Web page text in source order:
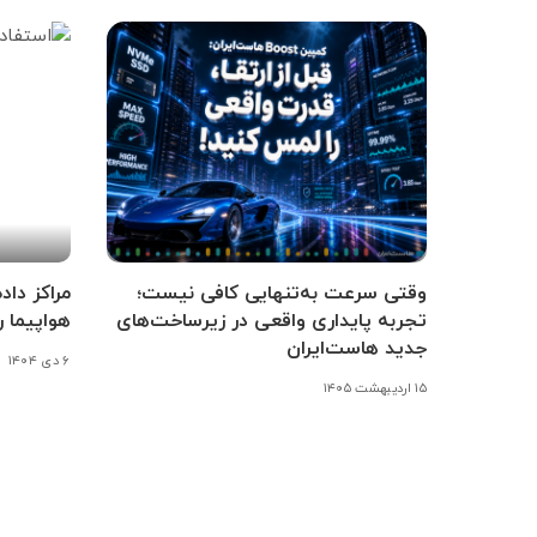
وقتی سرعت به‌تنهایی کافی نیست؛
تجربه پایداری واقعی در زیرساخت‌های
جدید هاست‌ایران
۱۵ اردیبهشت ۱۴۰۵
مراکز
هواپیما
۶ دی ۱۴۰۴